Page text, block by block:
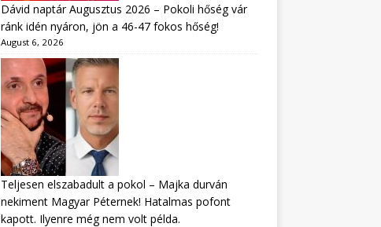
Dávid naptár Augusztus 2026 – Pokoli hőség vár
ránk idén nyáron, jön a 46-47 fokos hőség!
August 6, 2026
Teljesen elszabadult a pokol – Majka durván
nekiment Magyar Péternek! Hatalmas pofont
kapott. Ilyenre még nem volt példa.